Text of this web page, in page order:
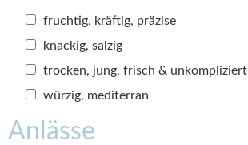
fruchtig, kräftig, präzise
knackig, salzig
trocken, jung, frisch & unkompliziert
würzig, mediterran
Anlässe